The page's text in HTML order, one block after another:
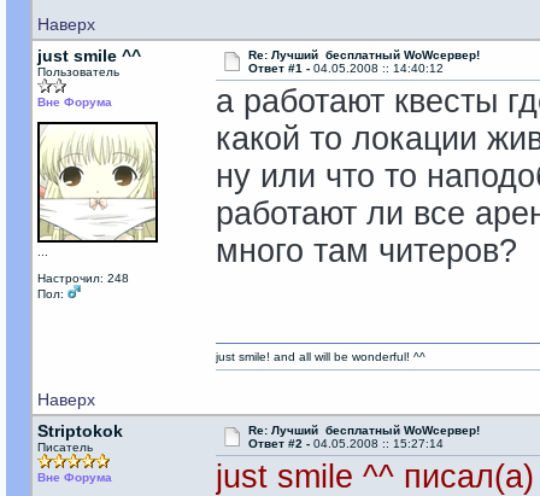
Наверх
just smile ^^
Пользователь
Вне Форума
Настрочил: 248
Пол:
Re: Лучший бесплатный WoWсервер!
Ответ #1 - 04.05.2008 :: 14:40:12
а работают квесты
какой то локации
ну или что то
работают ли все
много там читеров?
Наверх
just smile! and all will be wonderful! ^^
Striptokok
Писатель
Вне Форума
Re: Лучший бесплатный WoWсервер!
Ответ #2 - 04.05.2008 :: 15:27:14
just smile ^^ писал(а)